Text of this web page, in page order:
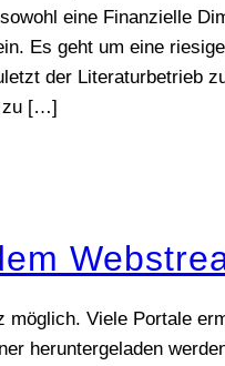
eine Finanzielle
Es geht um eine
der Literaturbetrieb
[…]
möglich. Viele Portale
heruntergeladen